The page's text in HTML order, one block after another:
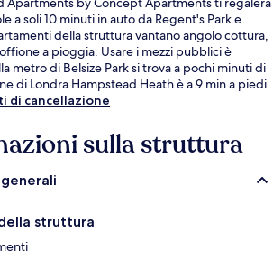
a soli 10 minuti in auto da Regent's Park e
della struttura vantano angolo cottura,
a pioggia. Usare i mezzi pubblici è
metro di Belsize Park si trova a pochi minuti di
di Londra Hampstead Heath è a 9 min a piedi.
di cancellazione
sulla struttura
struttura